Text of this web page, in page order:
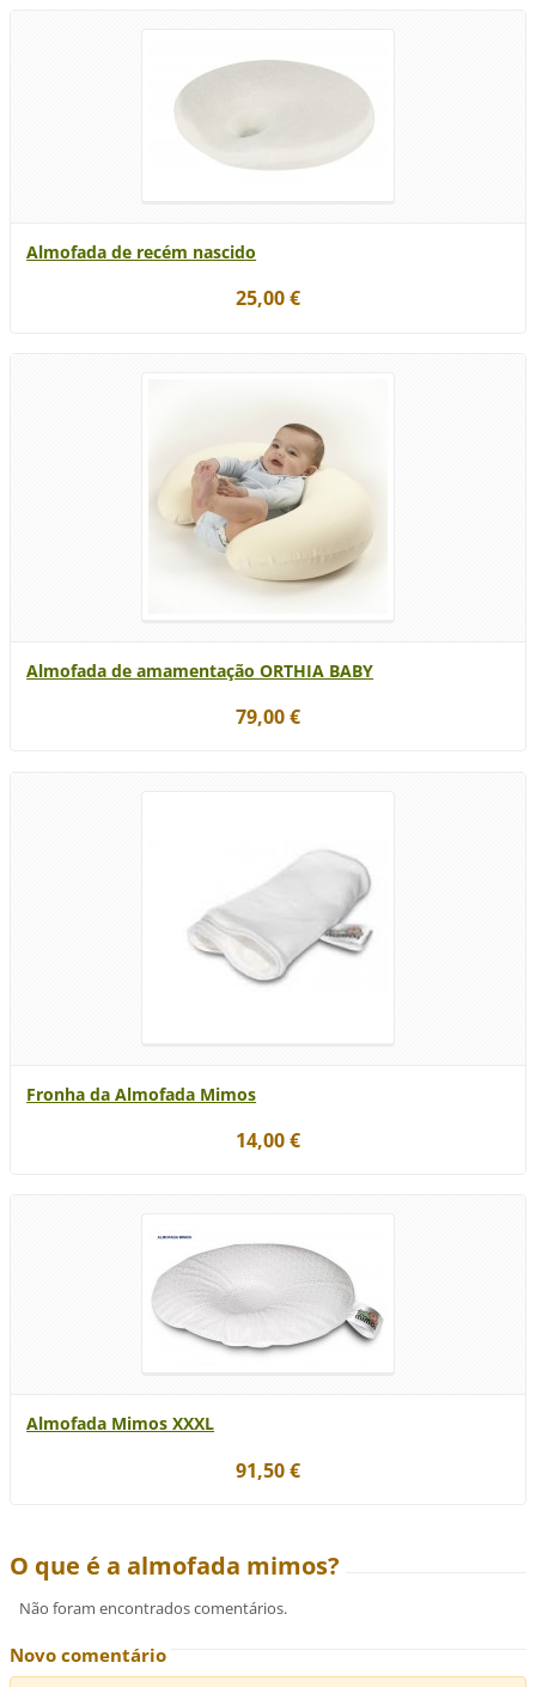
Almofada de recém nascido
25,00 €
Almofada de amamentação ORTHIA BABY
79,00 €
Fronha da Almofada Mimos
14,00 €
Almofada Mimos XXXL
91,50 €
O que é a almofada mimos?
Não foram encontrados comentários.
Novo comentário